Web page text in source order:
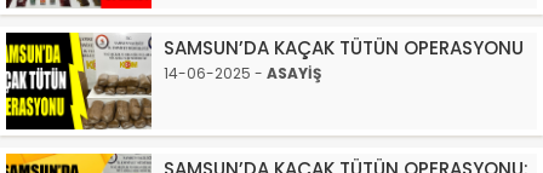
SAMSUN’DA KAÇAK TÜTÜN OPERASYONU
14-06-2025 - ASAYİŞ